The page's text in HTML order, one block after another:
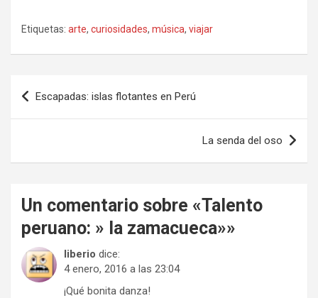
Etiquetas: arte, curiosidades, música, viajar
Navegación
de
Escapadas: islas flotantes en Perú
La senda del oso
Un comentario sobre «Talento
peruano: » la zamacueca»»
liberio dice:
4 enero, 2016 a las 23:04
¡Qué bonita danza!